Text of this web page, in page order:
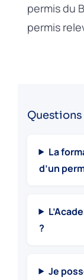
permis du
permis
La
d’un
?
Je